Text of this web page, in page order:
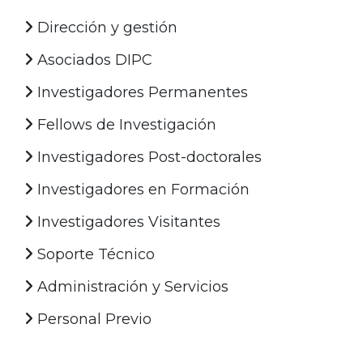
Dirección y gestión
Asociados DIPC
Investigadores Permanentes
Fellows de Investigación
Investigadores Post-doctorales
Investigadores en Formación
Investigadores Visitantes
Soporte Técnico
Administración y Servicios
Personal Previo